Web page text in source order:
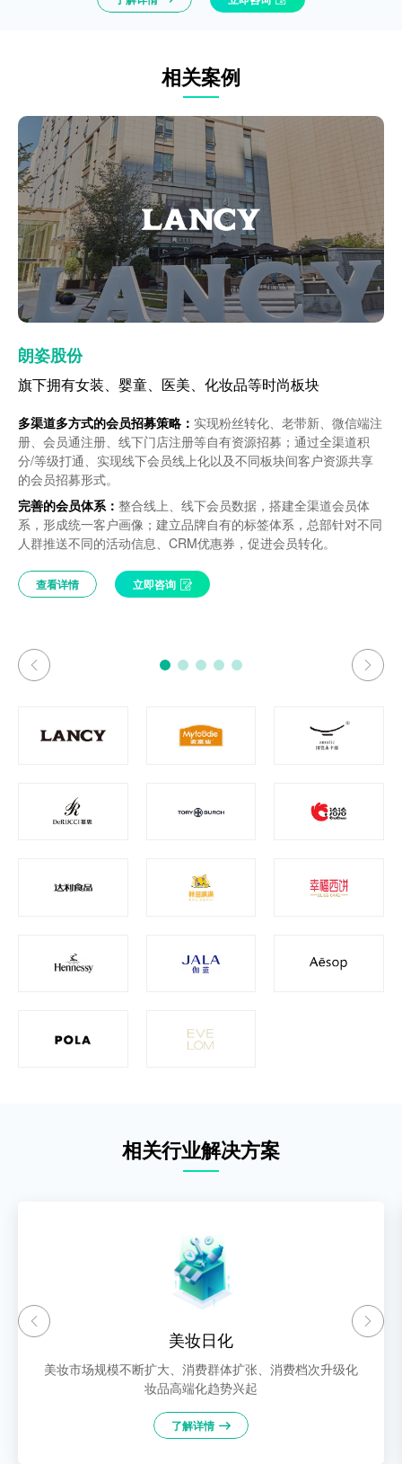
相关案例
夕尔
共建全域消费者运营平台，实现会员一体化运营
数云在母婴行业有着丰富的项目经验，此次夕尔和数云的合作，正
是希望可以借助数云丰富的行业经验和强大的专家团队，来帮助夕
尔建立全渠道消费者运营平台，打造与品牌一致的会员体验，实现
消费者全生命周期营销管理。
查看详情 立即咨询
朗姿股份
旗下拥有女装、婴童、医美、化妆品等时尚板块
多渠道多方式的会员招募策略： 实现粉丝转化、老带新、微信端注
册、会员通注册、线下门店注册等自有资源招募；通过全渠道积
分/等级打通、实现线下会员线上化以及不同板块间客户资源共享
的会员招募形式。
完善的会员体系： 整合线上、线下会员数据，搭建全渠道会员体
系，形成统一客户画像；建立品牌自有的标签体系，总部针对不同
人群推送不同的活动信息、CRM优惠券，促进会员转化。
查看详情 立即咨询
飞亚达
珠宝腕表行业
构建虚实融合的客户触点应用场景，实现多维度多波段的精
准营销；
实现飞亚达品牌全渠道客户数据的管理和360°会员洞察；
会员制度建设，包括等级积分规则制定及会员权益体系搭
建；
……
查看详情 立即咨询
飞鹤
母婴奶粉行业案例
会员一体化：线下会员标准体系的建立 线下线上多渠道会员的整
合 会员运营权与责任主体的统一
交易数据化： 线上线下多渠道交易数据统一管理 一体化的会员
360画像
权益线上化：会员全生命周期的权益精细化管理，提升积分价值和
兑换比例；采集赠品发放数据，精细化管控赠品，赠品线下或线上
兑换，线上统一发货，实物礼品、课程服务等通过积分兑换方式获
取；
汤臣倍健
适用于快消、耐消等多渠道零售型品牌
品牌业务洞察：梳理品牌存量数据，洞察未来机会点。
品牌忠诚度体系重构：搭建符合品牌发展的忠诚度体系。
重建消费者标签体系：丰富品牌标签库，细分品牌会员，助
力精细化运营落地。
会员全生命周期运营策略：从生命周期沟通策略上，精准把
握品牌转化时机，促进销售增长。
查看详情 立即咨询
夕尔
共建全域消费者运营平台，实现会员一体化运营
数云在母婴行业有着丰富的项目经验，此次夕尔和数云的合作，正
是希望可以借助数云丰富的行业经验和强大的专家团队，来帮助夕
尔建立全渠道消费者运营平台，打造与品牌一致的会员体验，实现
消费者全生命周期营销管理。
查看详情 立即咨询
朗姿股份
旗下拥有女装、婴童、医美、化妆品等时尚板块
多渠道多方式的会员招募策略： 实现粉丝转化、老带新、微信端注
册、会员通注册、线下门店注册等自有资源招募；通过全渠道积
分/等级打通、实现线下会员线上化以及不同板块间客户资源共享
的会员招募形式。
完善的会员体系： 整合线上、线下会员数据，搭建全渠道会员体
系，形成统一客户画像；建立品牌自有的标签体系，总部针对不同
人群推送不同的活动信息、CRM优惠券，促进会员转化。
查看详情 立即咨询
相关行业解决方案
美妆日化
美妆市场规模不断扩大、消费群体扩张、消费档次升级化
妆品高端化趋势兴起
了解详情